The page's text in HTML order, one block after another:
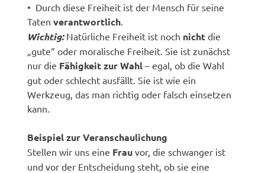
• Durch diese Freiheit ist der Mensch für seine
Tatenverantwortlich
Wichtig: Natürliche Freiheit ist noch nicht die
„gute“ oder moralische Freiheit. Sie ist zunächst
nur die Fähigkeit zur Wahl – egal, ob die Wahl
gut oder schlecht ausfällt. Sie ist wie ein
Werkzeug, das man richtig oder falsch einsetzen
kann.
Beispiel zur Veranschaulichung
Stellen wir uns eine Frau vor, die schwanger ist
und vor der Entscheidung steht, ob sie eine